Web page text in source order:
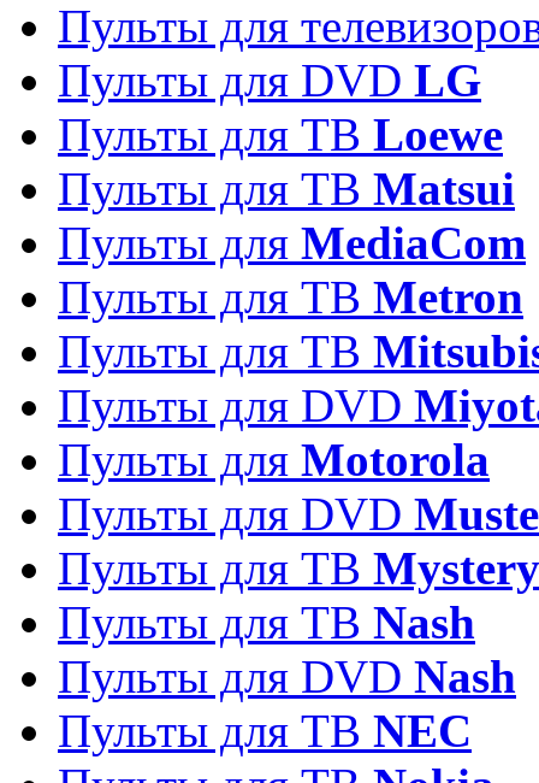
Пульты для
Пульты для DVD LG
Пульты для ТВ Loewe
Пульты для ТВ Matsui
Пульты для MediaCom
Пульты для ТВ Metron
Пульты для TB
Пульты для DVD
Пульты для Motorola
Пульты для DVD
Пульты для ТВ Mystery
Пульты для ТВ Nash
Пульты для DVD Nash
Пульты для ТВ NEC